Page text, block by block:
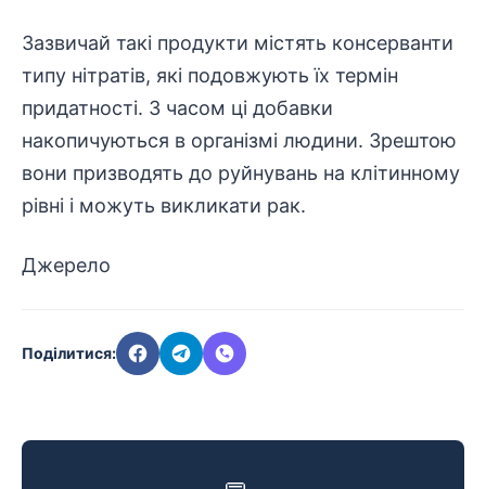
Зазвичай такі продукти містять консерванти
типу нітратів, які подовжують їх термін
придатності. З часом ці добавки
накопичуються в організмі людини. Зрештою
вони призводять до руйнувань на клітинному
рівні і можуть викликати рак.
Джерело
Поділитися: